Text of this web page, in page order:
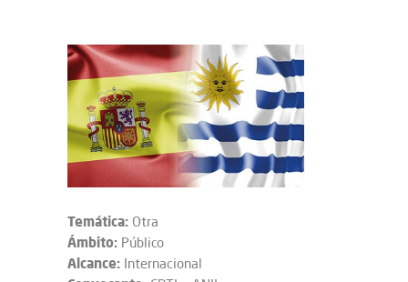
Temática: Otra
Ámbito: Público
Alcance: Internacional